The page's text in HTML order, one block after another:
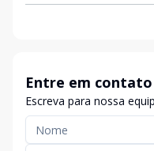
Entre em contato
Escreva para nossa